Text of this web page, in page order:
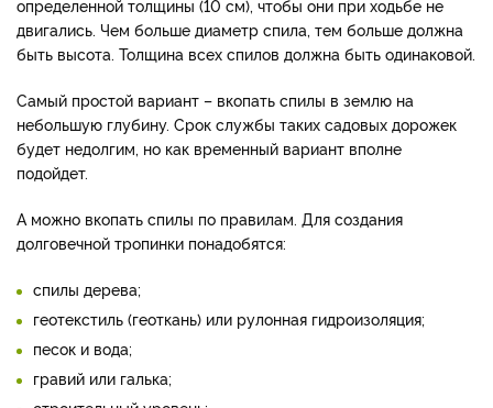
определенной толщины (10 см), чтобы они при ходьбе не
двигались. Чем больше диаметр спила, тем больше должна
быть высота. Толщина всех спилов должна быть одинаковой.
Самый простой вариант – вкопать спилы в землю на
небольшую глубину. Срок службы таких садовых дорожек
будет недолгим, но как временный вариант вполне
подойдет.
А можно вкопать спилы по правилам. Для создания
долговечной тропинки понадобятся:
спилы дерева;
геотекстиль (геоткань) или рулонная гидроизоляция;
песок и вода;
гравий или галька;